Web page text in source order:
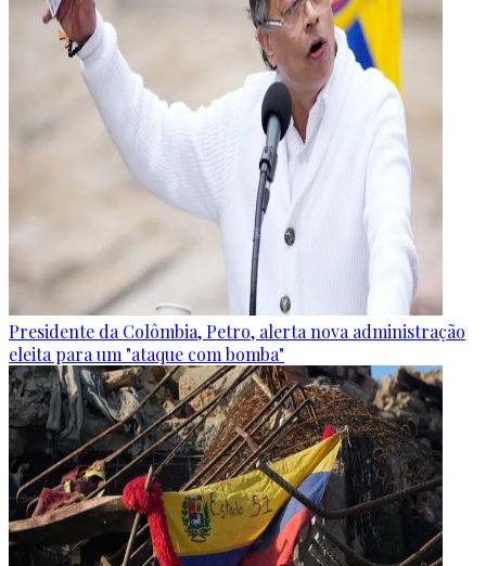
Presidente da Colômbia, Petro, alerta nova administração
eleita para um "ataque com bomba"